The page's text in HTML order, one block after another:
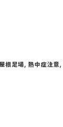
屋根足場, 熱中症注意,